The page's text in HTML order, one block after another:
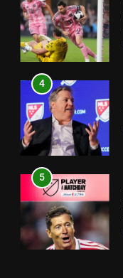
4
5
6
4
5